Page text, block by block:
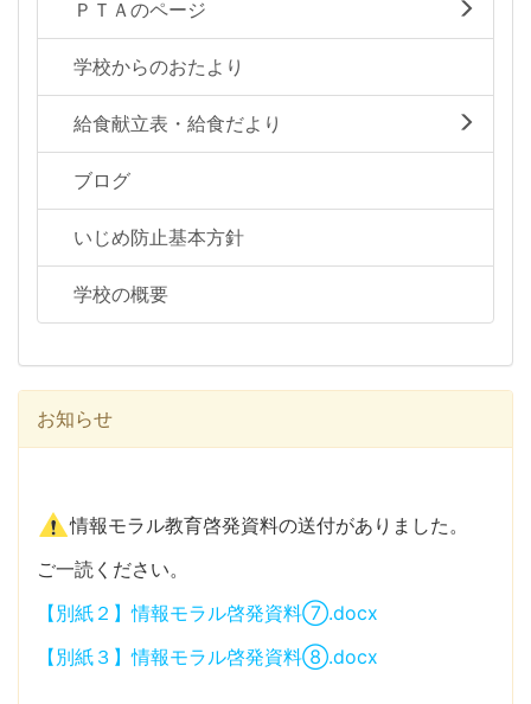
ＰＴＡのページ
学校からのおたより
給食献立表・給食だより
ブログ
いじめ防止基本方針
学校の概要
お知らせ
情報モラル教育啓発資料の送付がありました。
ご一読ください。
【別紙２】情報モラル啓発資料⑦.docx
【別紙３】情報モラル啓発資料⑧.docx